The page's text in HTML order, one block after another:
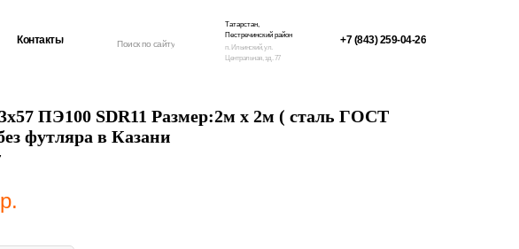
Поиск по сайту
Контакты +7 (843) 259-04-26
п. Ильинский, ул.
Центральная, зд. 77
Татарстан,
Пестречинский район
ПЭ100 SDR11 Размер:2м х 2м ( сталь ГОСТ
футляра в Казани
р.